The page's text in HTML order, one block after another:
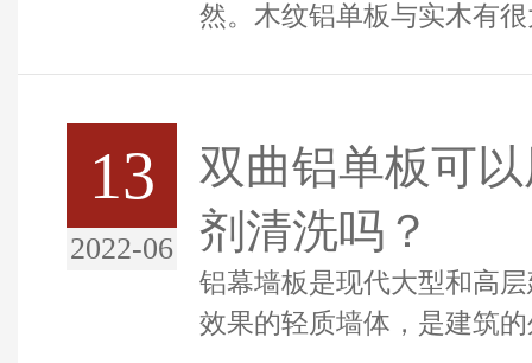
然。木纹铝单板与实木有
13
2022-06
双曲铝单板可
剂清洗吗？
铝幕墙板是现代大型和高
效果的轻质墙体，是建筑